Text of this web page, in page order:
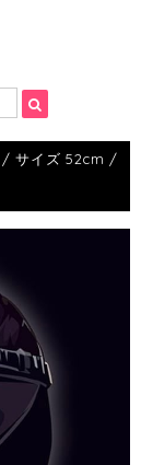
/ サイズ 52cm /